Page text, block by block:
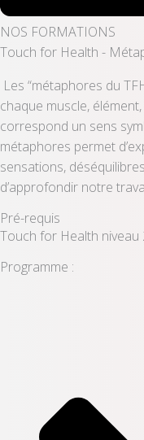
NOS FORMATIONS​
Touch for Health -
Les “métaphores du
chaque muscle,
correspond un sens
métaphores permet
sensations,
d’approfondir notre
Pré-requis
Touch for Health niveau
Programme :